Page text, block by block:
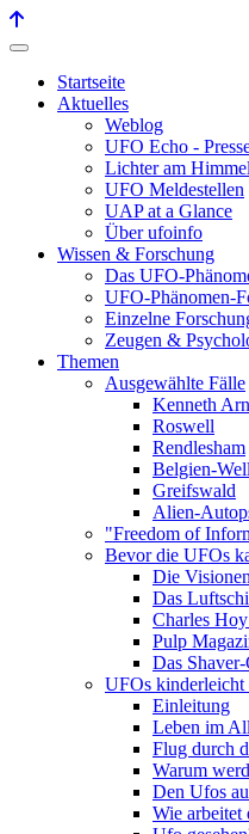
Startseite
Aktuelles
Weblog
UFO Echo -
Lichter am
UFO Meldestellen
UAP at a Glance
Über ufoinfo
Wissen & Forschung
Das UFO-
UFO-Phänomen-
Einzelne
Zeugen &
Themen
Ausgewählte Fälle
Kenneth
Roswell
Rendlesham
Belgien-
Greifswald
Alien-
"Freedom of
Bevor die UFOs
Die
Das
Charles
Pulp
Das
UFOs kinderleicht
Einleitung
Leben im All
Flug durch
Warum
Den Ufos
Wie arbeitet